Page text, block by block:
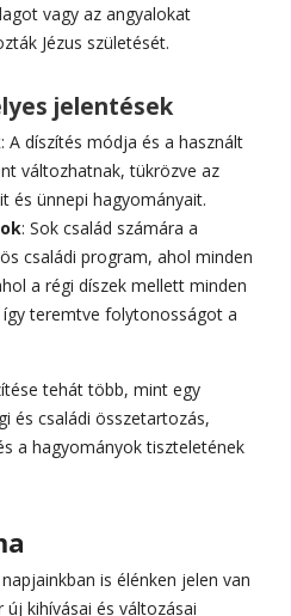
vagy az angyalokat
Jézus születését.
jelentések
: A díszítés módja és a használt
változhatnak, tükrözve az
és ünnepi hagyományait.
: Sok család számára a
családi program, ahol minden
a régi díszek mellett minden
teremtve folytonosságot a
tehát több, mint egy
és családi összetartozás,
a hagyományok tiszteletének
is élénken jelen van
kihívásai és változásai